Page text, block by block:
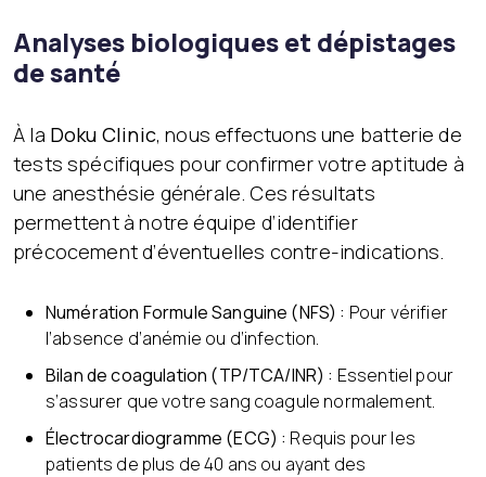
Analyses biologiques et dépistages
de santé
À la Doku Clinic, nous effectuons une batterie de
tests spécifiques pour confirmer votre aptitude à
une anesthésie générale. Ces résultats
permettent à notre équipe d’identifier
précocement d’éventuelles contre-indications.
Numération Formule Sanguine (NFS) : Pour vérifier
l’absence d’anémie ou d’infection.
Bilan de coagulation (TP/TCA/INR) : Essentiel pour
s’assurer que votre sang coagule normalement.
Électrocardiogramme (ECG) : Requis pour les
patients de plus de 40 ans ou ayant des